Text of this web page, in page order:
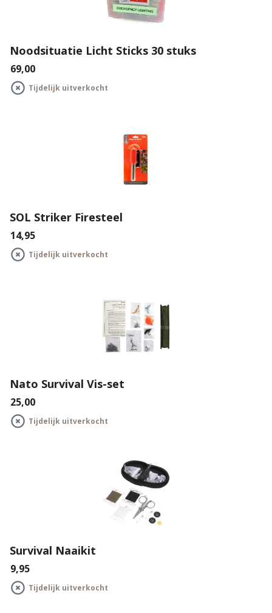
Noodsituatie Licht Sticks 30 stuks
€69,00
Tijdelijk uitverkocht
SOL Striker Firesteel
€14,95
Tijdelijk uitverkocht
Nato Survival Vis-set
€25,00
Tijdelijk uitverkocht
Survival Naaikit
€9,95
Tijdelijk uitverkocht